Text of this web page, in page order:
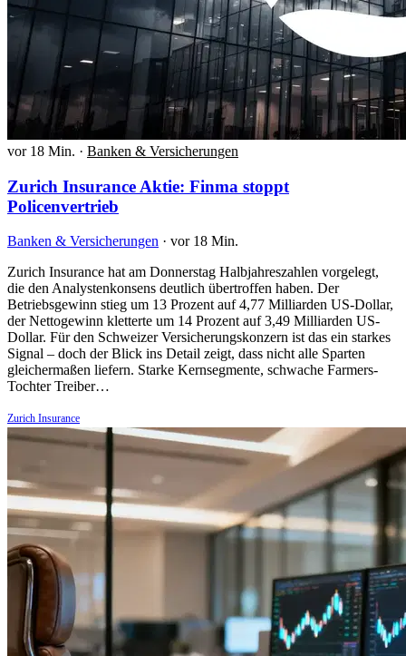
vor 18 Min. · Banken & Versicherungen
Zurich Insurance Aktie: Finma stoppt
Policenvertrieb
Banken & Versicherungen · vor 18 Min.
Zurich Insurance hat am Donnerstag Halbjahreszahlen vorgelegt,
die den Analystenkonsens deutlich übertroffen haben. Der
Betriebsgewinn stieg um 13 Prozent auf 4,77 Milliarden US-Dollar,
der Nettogewinn kletterte um 14 Prozent auf 3,49 Milliarden US-
Dollar. Für den Schweizer Versicherungskonzern ist das ein starkes
Signal – doch der Blick ins Detail zeigt, dass nicht alle Sparten
gleichermaßen liefern. Starke Kernsegmente, schwache Farmers-
Tochter Treiber…
Zurich Insurance